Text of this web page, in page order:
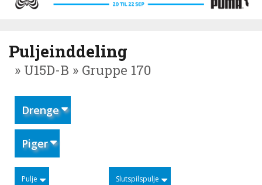
Puljeinddeling
» U15D-B » Gruppe 170
Drenge
Piger
Pulje Slutspilspulje